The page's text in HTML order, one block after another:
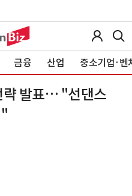
금융 산업 중소기업·벤
략 발표… "선댄스